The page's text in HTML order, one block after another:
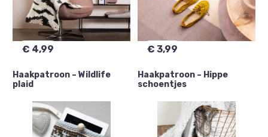
€ 4,99
Haakpatroon – Wildlife
plaid
€ 3,99
Haakpatroon – Hippe
schoentjes